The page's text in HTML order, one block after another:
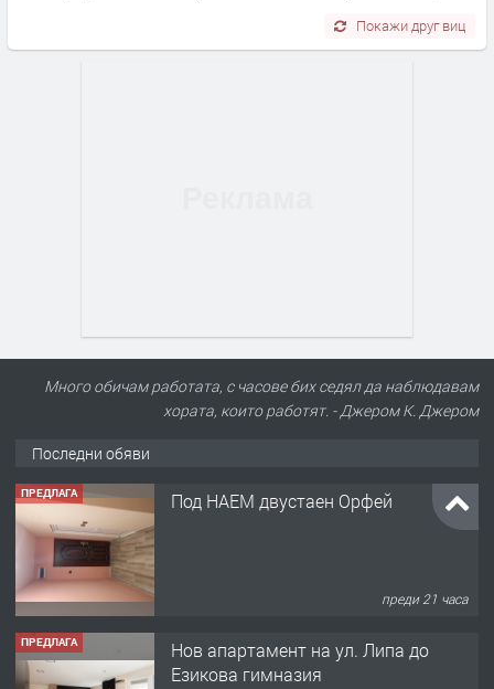
Покажи друг виц
Много обичам работата, с часове бих седял да наблюдавам
хората, които работят. - Джером К. Джером
Последни обяви
ПРЕДЛАГА Под НАЕМ двустаен Орфей
преди 21 часа
ПРЕДЛАГА
Нов апартамент на ул. Липа до
Езикова гимназия